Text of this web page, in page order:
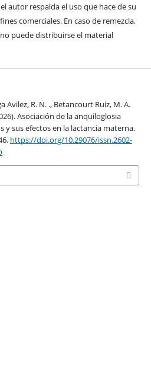
autor respalda el uso que hace de su
comerciales. En caso de remezcla,
puede distribuirse el material
Avilez, R. N. ., Betancourt Ruiz, M. A.
Asociación de la anquiloglosia
y sus efectos en la lactancia materna.
https://doi.org/10.29076/issn.2602-